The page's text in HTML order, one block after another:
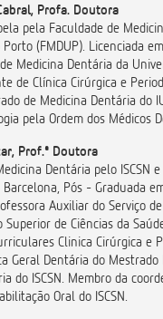
Profa. Doutora
pela Faculdade de
(FMDUP). Licenciada
Medicina Dentária da
de Clínica Cirúrgica e
de Medicina Dentária do
pela Ordem dos Médicos
Prof.ª Doutora
Dentária pelo ISCSN
Pós - Graduada
Auxiliar do Serviço
de Ciências da
Clinica Cirúrgica e
Geral Dentária do
do ISCSN. Membro da
Oral do ISCSN.